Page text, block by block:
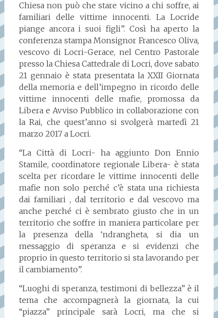
Chiesa non può che stare vicino a chi soffre, ai
familiari delle vittime innocenti. La Locride
piange ancora i suoi figli”. Così ha aperto la
conferenza stampa Monsignor Francesco Oliva,
vescovo di Locri-Gerace, nel Centro Pastorale
presso la Chiesa Cattedrale di Locri, dove sabato
21 gennaio è stata presentata la XXII Giornata
della memoria e dell’impegno in ricordo delle
vittime innocenti delle mafie, promossa da
Libera e Avviso Pubblico in collaborazione con
la Rai, che quest’anno si svolgerà martedì 21
marzo 2017 a Locri.
“La Città di Locri- ha aggiunto Don Ennio
Stamile, coordinatore regionale Libera- è stata
scelta per ricordare le vittime innocenti delle
mafie non solo perché c’è stata una richiesta
dai familiari , dal territorio e dal vescovo ma
anche perché ci è sembrato giusto che in un
territorio che soffre in maniera particolare per
la presenza della ‘ndrangheta, si dia un
messaggio di speranza e si evidenzi che
proprio in questo territorio si sta lavorando per
il cambiamento”.
“Luoghi di speranza, testimoni di bellezza” è il
tema che accompagnerà la giornata, la cui
“piazza” principale sarà Locri, ma che si